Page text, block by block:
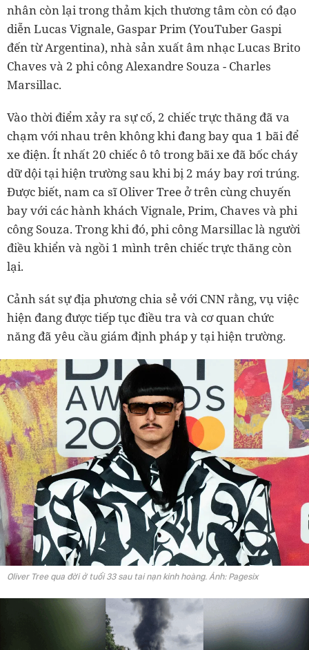
nhân còn lại trong thảm kịch thương tâm còn có đạo
diễn Lucas Vignale, Gaspar Prim (YouTuber Gaspi
đến từ Argentina), nhà sản xuất âm nhạc Lucas Brito
Chaves và 2 phi công Alexandre Souza - Charles
Marsillac.
Vào thời điểm xảy ra sự cố, 2 chiếc trực thăng đã va
chạm với nhau trên không khi đang bay qua 1 bãi để
xe điện. Ít nhất 20 chiếc ô tô trong bãi xe đã bốc cháy
dữ dội tại hiện trường sau khi bị 2 máy bay rơi trúng.
Được biết, nam ca sĩ Oliver Tree ở trên cùng chuyến
bay với các hành khách Vignale, Prim, Chaves và phi
công Souza. Trong khi đó, phi công Marsillac là người
điều khiển và ngồi 1 mình trên chiếc trực thăng còn
lại.
Cảnh sát sự địa phương chia sẻ với CNN rằng, vụ việc
hiện đang được tiếp tục điều tra và cơ quan chức
năng đã yêu cầu giám định pháp y tại hiện trường.
Oliver Tree qua đời ở tuổi 33 sau tai nạn kinh hoàng. Ảnh: Pagesix